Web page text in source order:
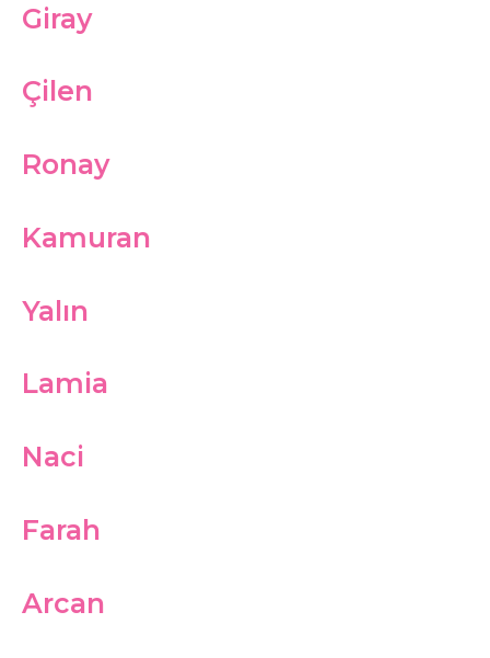
Giray
Çilen
Ronay
Kamuran
Yalın
Lamia
Naci
Farah
Arcan